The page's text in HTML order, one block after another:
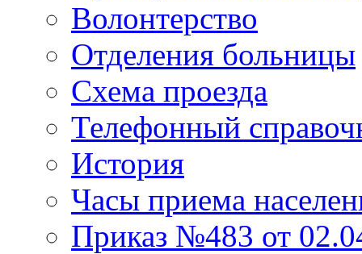
Волонтерство
Отделения больницы
Схема проезда
Телефонный
История
Часы приема
Приказ №483 от